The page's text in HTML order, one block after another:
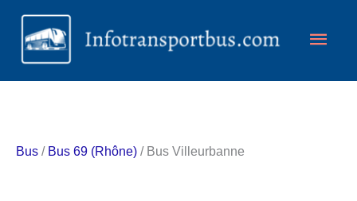
Aller
contenu
Bus / Bus 69 (Rhône) / Bus Villeurbanne